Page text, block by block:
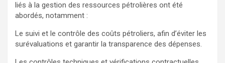
liés à la gestion des ressources pétrolières ont été
abordés, notamment :
Le suivi et le contrôle des coûts pétroliers, afin d’éviter les
surévaluations et garantir la transparence des dépenses.